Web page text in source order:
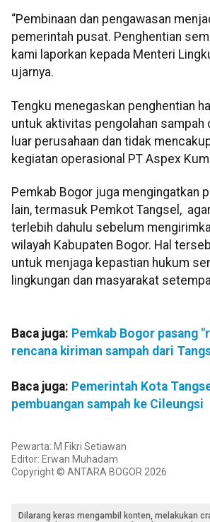
“Pembinaan dan pengawasan
pemerintah pusat. Penghentian
kami laporkan kepada Menteri
ujarnya.
Tengku menegaskan penghentian
untuk aktivitas pengolahan sampah
luar perusahaan dan tidak
kegiatan operasional PT Aspex
Pemkab Bogor juga mengingatkan
lain, termasuk Pemkot Tangsel,
terlebih dahulu sebelum
wilayah Kabupaten Bogor. Hal
untuk menjaga kepastian hukum
lingkungan dan masyarakat
Baca juga: Pemkab Bogor pasang
rencana kiriman sampah dari
Baca juga: Pemerintah Kota
pembuangan sampah ke Cileungsi
Pewarta: M Fikri Setiawan
Editor: Erwan Muhadam
Copyright © ANTARA BOGOR 2026
Dilarang keras mengambil konten, melakukan